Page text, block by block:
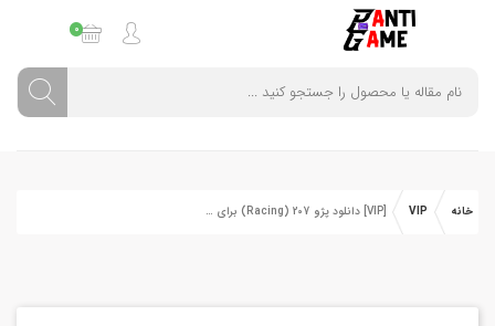
0
خانه VIP [VIP] دانلود پژو 207 (Racing) برای فایوام